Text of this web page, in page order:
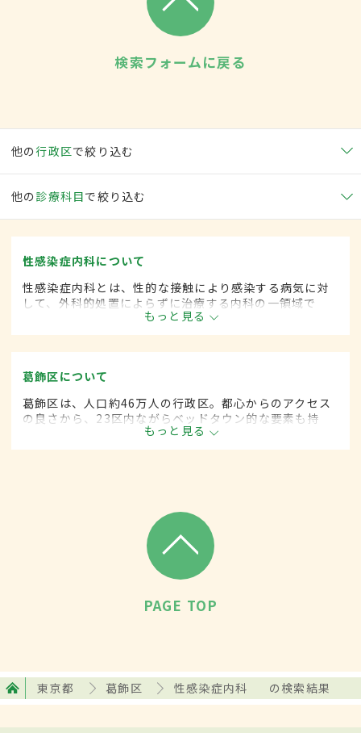
検索フォームに戻る
他の行政区で絞り込む
他の 診療科目で絞り込む
性感染症内科について
性感染症内科とは、性的な接触により感染する病気に対
して、外科的処置によらずに治療する内科の一領域で
す。平成20年4月の制度改正前は、性感染症科と呼ばれ
ていました。
もっと見る
葛飾区について
葛飾区は、人口約46万人の行政区。都心からのアクセス
の良さから、23区内ながらベッドタウン的な要素も持
つ。柴又帝釈天や堀切菖蒲園などの観光地も多く、伝統
技術を受け継ぐ職人の多い地域としても知られる。
もっと見る
PAGE TOP
東京都 葛飾区 性感染症内科 の検索結果